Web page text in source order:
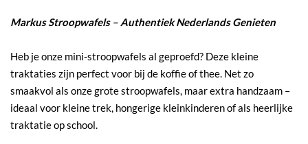
Markus Stroopwafels – Authentiek Nederlands Genieten
Heb je onze mini-stroopwafels al geproefd? Deze kleine
traktaties zijn perfect voor bij de koffie of thee. Net zo
smaakvol als onze grote stroopwafels, maar extra handzaam –
ideaal voor kleine trek, hongerige kleinkinderen of als heerlijke
traktatie op school.